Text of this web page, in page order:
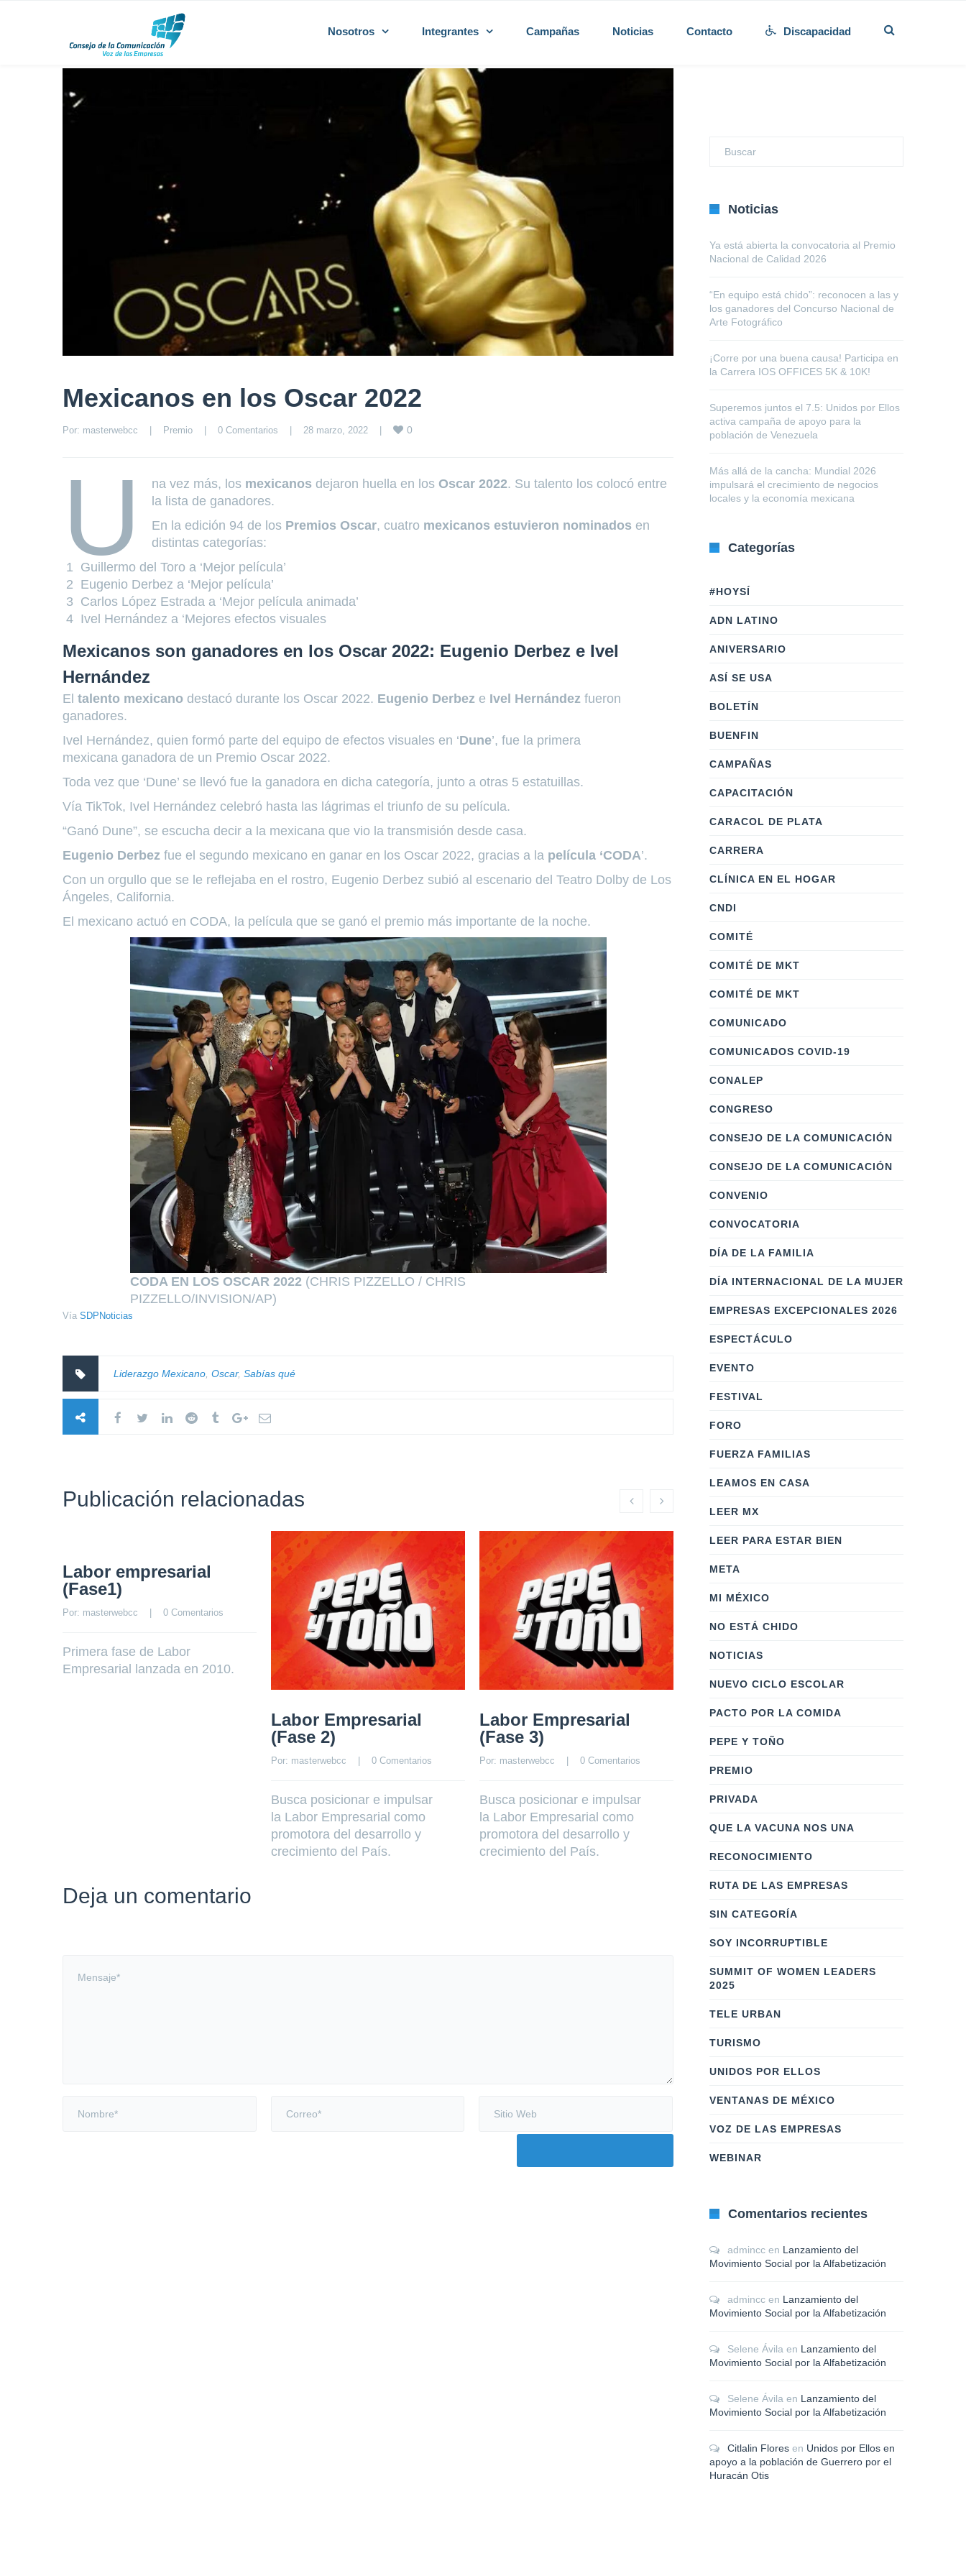
Nosotros Integrantes Campañas Noticias Contacto Discapacidad
Mexicanos en los Oscar 2022
Por: masterwebcc Premio 0 Comentarios 28 marzo, 2022 0
U na vez más, los mexicanos dejaron huella en los Oscar 2022. Su talento los colocó entre
la lista de ganadores.
En la edición 94 de los Premios Oscar, cuatro mexicanos estuvieron nominados en
distintas categorías:
Guillermo del Toro a ‘Mejor película’
Eugenio Derbez a ‘Mejor película’
Carlos López Estrada a ‘Mejor película animada’
Ivel Hernández a ‘Mejores efectos visuales
Mexicanos son ganadores en los Oscar 2022: Eugenio Derbez e Ivel
Hernández
El talento mexicano destacó durante los Oscar 2022. Eugenio Derbez e Ivel Hernández fueron
ganadores.
Ivel Hernández, quien formó parte del equipo de efectos visuales en ‘Dune’, fue la primera
mexicana ganadora de un Premio Oscar 2022.
Toda vez que ‘Dune’ se llevó fue la ganadora en dicha categoría, junto a otras 5 estatuillas.
Vía TikTok, Ivel Hernández celebró hasta las lágrimas el triunfo de su película.
“Ganó Dune”, se escucha decir a la mexicana que vio la transmisión desde casa.
Eugenio Derbez fue el segundo mexicano en ganar en los Oscar 2022, gracias a la película ‘CODA’.
Con un orgullo que se le reflejaba en el rostro, Eugenio Derbez subió al escenario del Teatro Dolby de Los
Ángeles, California.
El mexicano actuó en CODA, la película que se ganó el premio más importante de la noche.
CODA EN LOS OSCAR 2022 (CHRIS PIZZELLO / CHRIS
PIZZELLO/INVISION/AP)
Vía SDPNoticias
Liderazgo Mexicano, Oscar, Sabías qué
Publicación relacionadas
Labor empresarial
(Fase1)
Por: masterwebcc 0 Comentarios
Primera fase de Labor
Empresarial lanzada en 2010.
Labor Empresarial
(Fase 2)
Por: masterwebcc
    |
0 Comentarios
Busca posicionar e impulsar
la Labor Empresarial como
promotora del desarrollo y
crecimiento del País.
Labor Empresarial
(Fase 3)
Por: masterwebcc
    |
0 Comentarios
Busca posicionar e impulsar
la Labor Empresarial como
promotora del desarrollo y
crecimiento del País.
Labor Empresarial
(Fase 4)
Busca posicionar e impulsar
promotora del desarrollo y
crecimiento del País.
Deja un comentario
Noticias
Ya está abierta la convocatoria al Premio
Nacional de Calidad 2026
“En equipo está chido”: reconocen a las y
los ganadores del Concurso Nacional de
Arte Fotográfico
¡Corre por una buena causa! Participa en
la Carrera IOS OFFICES 5K & 10K!
Superemos juntos el 7.5: Unidos por Ellos
activa campaña de apoyo para la
población de Venezuela
Más allá de la cancha: Mundial 2026
impulsará el crecimiento de negocios
locales y la economía mexicana
Categorías
#HOYSÍ
ADN LATINO
ANIVERSARIO
ASÍ SE USA
BOLETÍN
BUENFIN
CAMPAÑAS
CAPACITACIÓN
CARACOL DE PLATA
CARRERA
CLÍNICA EN EL HOGAR
CNDI
COMITÉ
COMITÉ DE MKT
COMITÉ DE MKT
COMUNICADO
COMUNICADOS COVID-19
CONALEP
CONGRESO
CONSEJO DE LA COMUNICACIÓN
CONSEJO DE LA COMUNICACIÓN
CONVENIO
CONVOCATORIA
DÍA DE LA FAMILIA
DÍA INTERNACIONAL DE LA MUJER
EMPRESAS EXCEPCIONALES 2026
ESPECTÁCULO
EVENTO
FESTIVAL
FORO
FUERZA FAMILIAS
LEAMOS EN CASA
LEER MX
LEER PARA ESTAR BIEN
META
MI MÉXICO
NO ESTÁ CHIDO
NOTICIAS
NUEVO CICLO ESCOLAR
PACTO POR LA COMIDA
PEPE Y TOÑO
PREMIO
PRIVADA
QUE LA VACUNA NOS UNA
RECONOCIMIENTO
RUTA DE LAS EMPRESAS
SIN CATEGORÍA
SOY INCORRUPTIBLE
SUMMIT OF WOMEN LEADERS
2025
TELE URBAN
TURISMO
UNIDOS POR ELLOS
VENTANAS DE MÉXICO
VOZ DE LAS EMPRESAS
WEBINAR
Comentarios recientes
admincc en Lanzamiento del
Movimiento Social por la Alfabetización
admincc en Lanzamiento del
Movimiento Social por la Alfabetización
Selene Ávila en Lanzamiento del
Movimiento Social por la Alfabetización
Selene Ávila en Lanzamiento del
Movimiento Social por la Alfabetización
Citlalin Flores en Unidos por Ellos en
apoyo a la población de Guerrero por el
Huracán Otis